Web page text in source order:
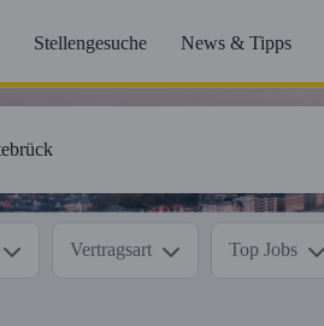
Stellengesuche News & Tipps
Vertragsart Top Jobs